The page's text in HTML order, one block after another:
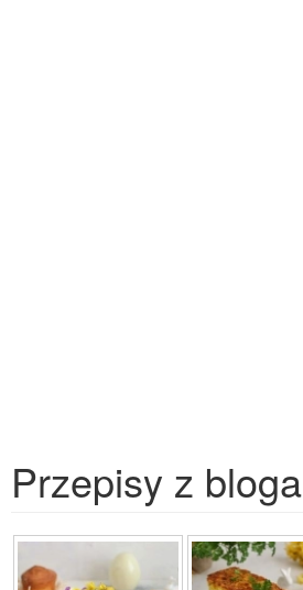
Przepisy z bloga